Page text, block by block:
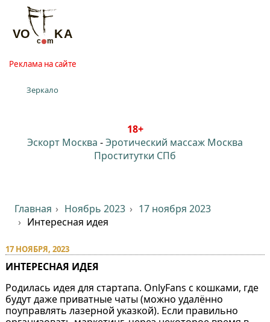
Реклама на сайте
Зеркало
18+
Эскорт Москва -Эротический массаж Москва
Проститутки СПб
Главная Ноябрь 2023
17 ноября 2023
Интересная идея
17 НОЯБРЯ, 2023
ИНТЕРЕСНАЯ ИДЕЯ
Родилась идея для стартапа. OnlyFans с кошками, где
будут даже приватные чаты (можно удалённо
поуправлять лазерной указкой). Если правильно